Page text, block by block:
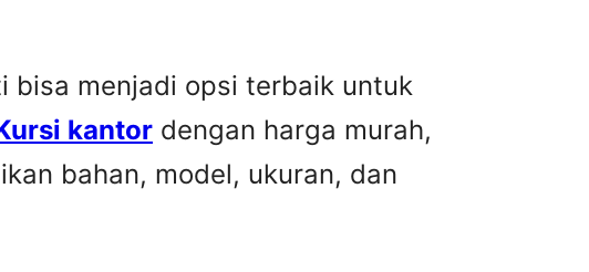
bisa menjadi opsi terbaik untuk
kantor dengan harga murah,
bahan, model, ukuran, dan